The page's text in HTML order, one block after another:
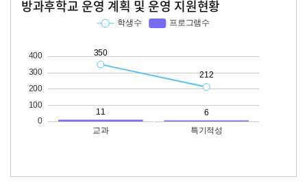
방과후학교 운영 계획 및 운영 지원현황